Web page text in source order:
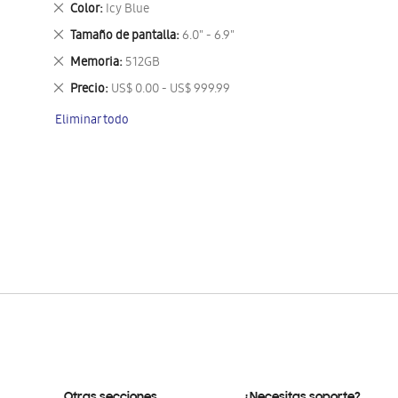
Color Icy Blue
Eliminar
este
artículo
Tamaño de pantalla 6.0" - 6.9"
Eliminar
este
artículo
Memoria 512GB
Eliminar
este
artículo
Precio US$ 0.00 - US$ 999.99
Eliminar
artículo
Eliminar todo